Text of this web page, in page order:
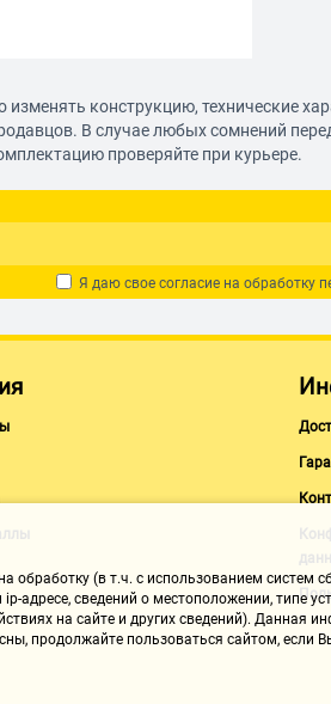
конструкцию, технические
В случае любых сомнений
проверяйте при курьере.
Я даю свое согласие на обработку
обработку (в т.ч. с использованием систем
адресе, сведений о местоположении, типе
на сайте и других сведений). Данная
продолжайте пользоваться сайтом,